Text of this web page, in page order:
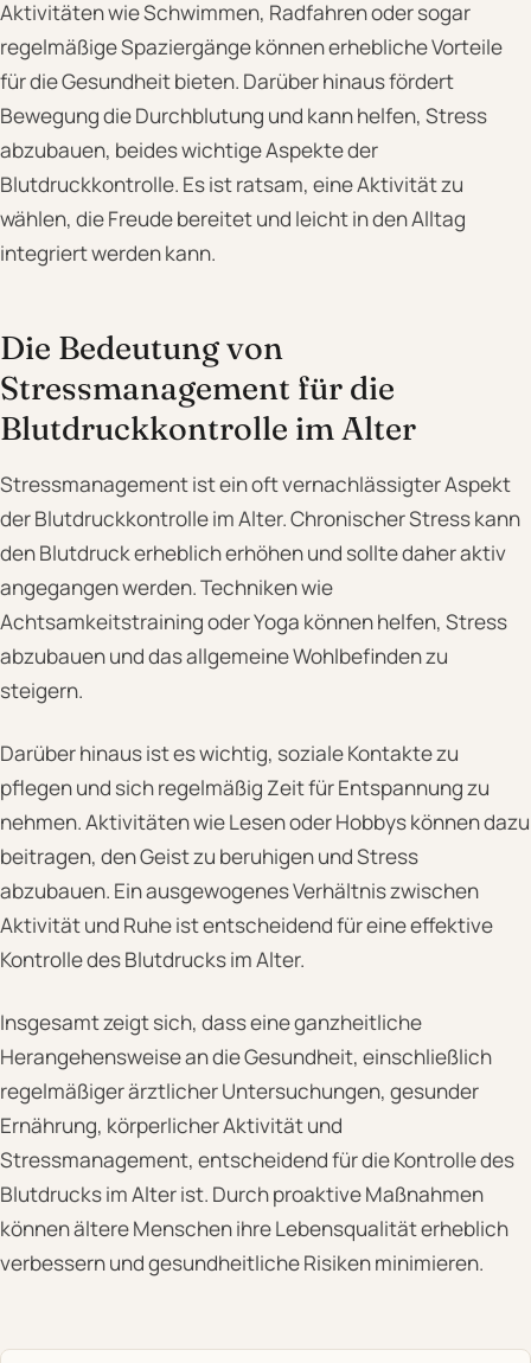
Aktivitäten wie Schwimmen, Radfahren oder sogar
regelmäßige Spaziergänge können erhebliche Vorteile
für die Gesundheit bieten. Darüber hinaus fördert
Bewegung die Durchblutung und kann helfen, Stress
abzubauen, beides wichtige Aspekte der
Blutdruckkontrolle. Es ist ratsam, eine Aktivität zu
wählen, die Freude bereitet und leicht in den Alltag
integriert werden kann.
Die Bedeutung von
Stressmanagement für die
Blutdruckkontrolle im Alter
Stressmanagement ist ein oft vernachlässigter Aspekt
der Blutdruckkontrolle im Alter. Chronischer Stress kann
den Blutdruck erheblich erhöhen und sollte daher aktiv
angegangen werden. Techniken wie
Achtsamkeitstraining oder Yoga können helfen, Stress
abzubauen und das allgemeine Wohlbefinden zu
steigern.
Darüber hinaus ist es wichtig, soziale Kontakte zu
pflegen und sich regelmäßig Zeit für Entspannung zu
nehmen. Aktivitäten wie Lesen oder Hobbys können dazu
beitragen, den Geist zu beruhigen und Stress
abzubauen. Ein ausgewogenes Verhältnis zwischen
Aktivität und Ruhe ist entscheidend für eine effektive
Kontrolle des Blutdrucks im Alter.
Insgesamt zeigt sich, dass eine ganzheitliche
Herangehensweise an die Gesundheit, einschließlich
regelmäßiger ärztlicher Untersuchungen, gesunder
Ernährung, körperlicher Aktivität und
Stressmanagement, entscheidend für die Kontrolle des
Blutdrucks im Alter ist. Durch proaktive Maßnahmen
können ältere Menschen ihre Lebensqualität erheblich
verbessern und gesundheitliche Risiken minimieren.